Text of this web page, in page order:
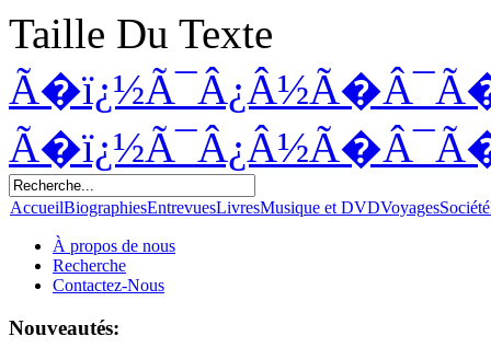
Taille Du Texte
AccueilBiographiesEntrevuesLivresMusique et DVDVoyagesSociété
À propos de nous
Recherche
Contactez-Nous
Nouveautés: